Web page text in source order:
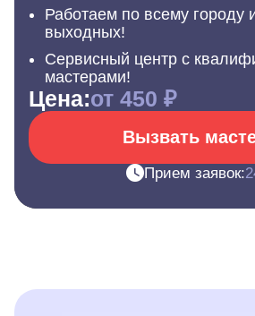
Работаем по всему городу
выходных!
Сервисный центр с
мастерами!
Цена:от 450 ₽
Вызвать
Прием заявок: